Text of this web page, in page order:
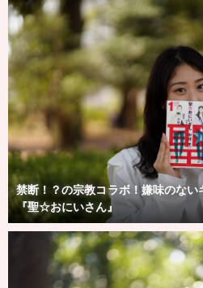
禁断！？の宗教コラボ！嫌味のな
『聖☆おにいさん』